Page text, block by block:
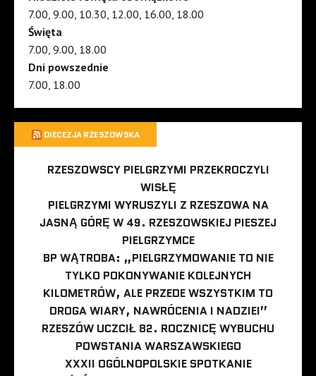
7.00, 9.00, 10.30, 12.00, 16.00, 18.00
Święta
7.00, 9.00, 18.00
Dni powszednie
7.00, 18.00
DIECEZJA RZESZOWSKA
RZESZOWSCY PIELGRZYMI PRZEKROCZYLI
WISŁĘ
PIELGRZYMI WYRUSZYLI Z RZESZOWA NA
JASNĄ GÓRĘ W 49. RZESZOWSKIEJ PIESZEJ
PIELGRZYMCE
BP WĄTROBA: „PIELGRZYMOWANIE TO NIE
TYLKO POKONYWANIE KOLEJNYCH
KILOMETRÓW, ALE PRZEDE WSZYSTKIM TO
DROGA WIARY, NAWRÓCENIA I NADZIEI”
RZESZÓW UCZCIŁ 82. ROCZNICĘ WYBUCHU
POWSTANIA WARSZAWSKIEGO
XXXII OGÓLNOPOLSKIE SPOTKANIE